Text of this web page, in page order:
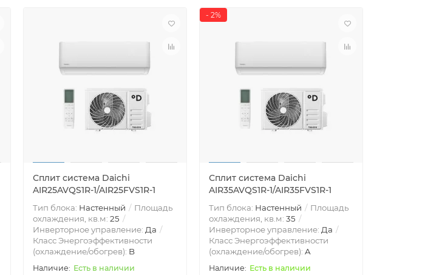
Сплит система Daichi
AIR25AVQS1R-1/AIR25FVS1R-1
Тип блока: Настенный
Площадь
охлаждения, кв.м: 25
Инверторное управление: Да
Класс Энергоэффективности
(охлаждение/обогрев): B
Есть в наличии
- 2%
Сплит система Daichi
AIR35AVQS1R-1/AIR35FVS1R-1
Тип блока: Настенный
Площадь
охлаждения, кв.м: 35
Инверторное управление: Да
Класс Энергоэффективности
(охлаждение/обогрев): A
Есть в наличии